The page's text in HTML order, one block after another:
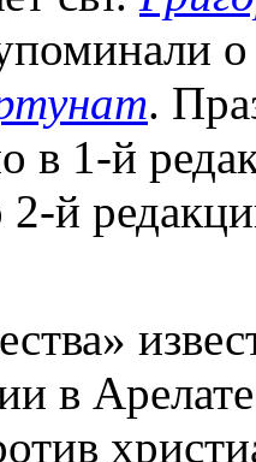
.
в 1-й
й
в